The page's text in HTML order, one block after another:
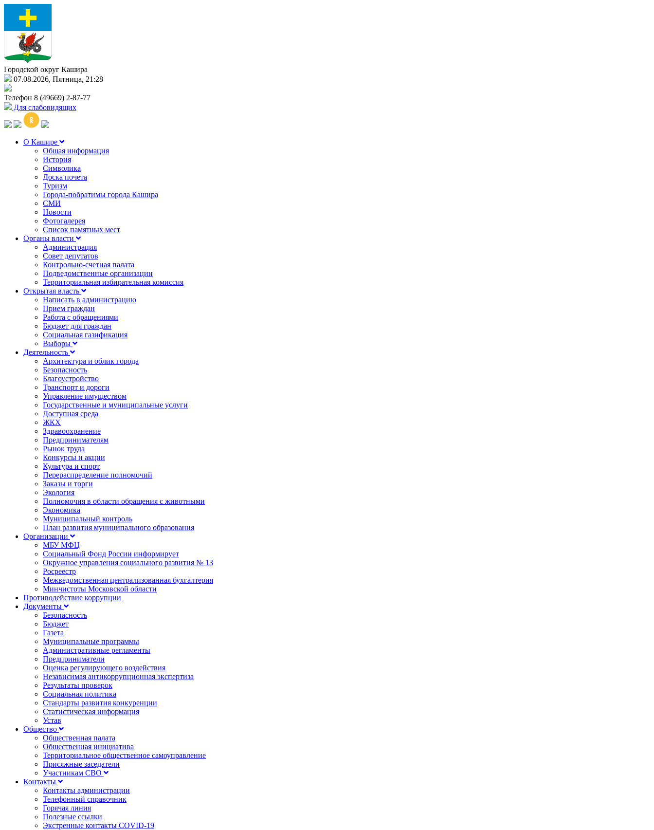
Городской округ Кашира
07.08.2026, Пятница, 21:28
Телефон 8 (49669) 2-87-77
Для слабовидящих
О Кашире
Общая информация
История
Символика
Доска почета
Туризм
Города-побратимы города Кашира
СМИ
Новости
Фотогалерея
Список памятных мест
Органы власти
Администрация
Совет депутатов
Контрольно-счетная палата
Подведомственные организации
Территориальная избирательная комиссия
Открытая власть
Написать в администрацию
Прием граждан
Работа с обращениями
Бюджет для граждан
Социальная газификация
Выборы
Деятельность
Архитектура и облик города
Безопасность
Благоустройство
Транспорт и дороги
Управление имуществом
Государственные и муниципальные услуги
Доступная среда
ЖКХ
Здравоохранение
Предпринимателям
Рынок труда
Конкурсы и акции
Культура и спорт
Перераспределение полномочий
Заказы и торги
Экология
Полномочия в области обращения с животными
Экономика
Муниципальный контроль
План развития муниципального образования
Организации
МБУ МФЦ
Социальный Фонд России информирует
Окружное управления социального развития № 13
Росреестр
Межведомственная централизованная бухгалтерия
Минчистоты Московской области
Противодействие коррупции
Документы
Безопасность
Бюджет
Газета
Муниципальные программы
Административные регламенты
Предприниматели
Оценка регулирующего воздействия
Независимая антикоррупционная экспертиза
Результаты проверок
Социальная политика
Стандарты развития конкуренции
Статистическая информация
Устав
Общество
Общественная палата
Общественная инициатива
Территориальное общественное самоуправление
Присяжные заседатели
Участникам СВО
Контакты
Контакты администрации
Телефонный справочник
Горячая линия
Полезные ссылки
Экстренные контакты COVID-19